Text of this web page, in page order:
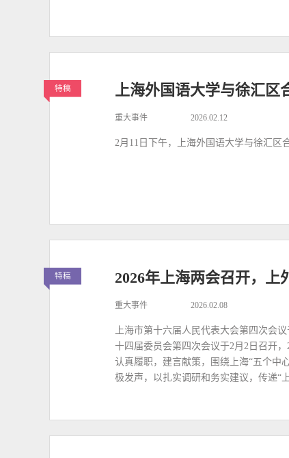
特稿 上海外国语大学与徐汇区
重大事件 2026.02.12
2月11日下午，上海外国语大学与徐汇区
特稿 2026年上海两会召开，
重大事件 2026.02.08
上海市第十六届人民代表大会第四次会
十四届委员会第四次会议于2月2日召开
认真履职，建言献策，围绕上海“五个中
极发声，以扎实调研和务实建议，传递“